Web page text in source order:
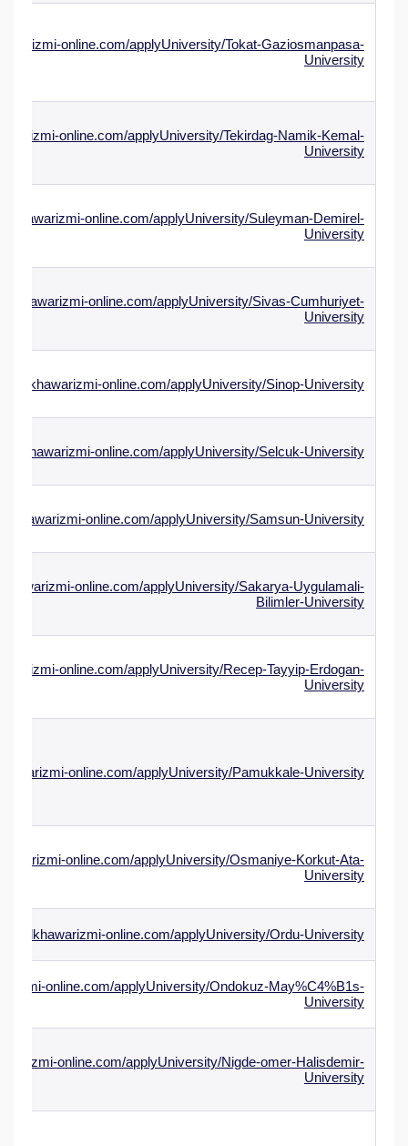
online.com/applyUniversity/Tokat-Gaziosmanpasa-
University
online.com/applyUniversity/Tekirdag-Namik-Kemal-
University
online.com/applyUniversity/Suleyman-Demirel-
University
online.com/applyUniversity/Sivas-Cumhuriyet-
University
online.com/applyUniversity/Sinop-University
online.com/applyUniversity/Selcuk-University
online.com/applyUniversity/Samsun-University
online.com/applyUniversity/Sakarya-Uygulamali-
Bilimler-University
online.com/applyUniversity/Recep-Tayyip-Erdogan-
University
online.com/applyUniversity/Pamukkale-University
online.com/applyUniversity/Osmaniye-Korkut-Ata-
University
online.com/applyUniversity/Ordu-University
online.com/applyUniversity/Ondokuz-May%C4%B1s-
University
online.com/applyUniversity/Nigde-omer-Halisdemir-
University